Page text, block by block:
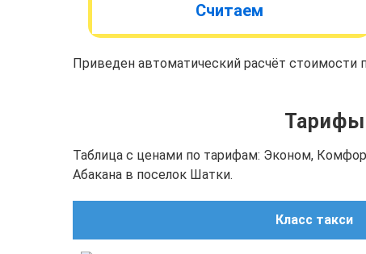
Считаем
Приведен автоматический расчёт стоимости
Тарифы
Таблица с ценами по тарифам: Эконом,
Абакана в поселок Шатки.
Класс такси